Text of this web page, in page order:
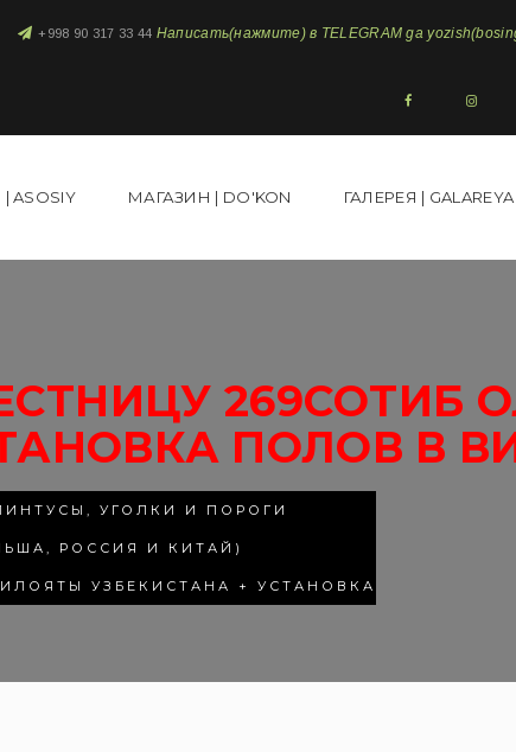
+998 90 317 33 44 Написать(нажмите) в TELEGRAM ga
ASOSIY МАГАЗИН | DO'KON ГАЛЕРЕЯ | GALAREYA
269СОТИБ
ПОЛОВ В
УГОЛКИ И ПОРОГИ
РОССИЯ И КИТАЙ)
УЗБЕКИСТАНА + УСТАНОВКА